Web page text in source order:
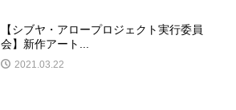
【シブヤ・アロープロジェクト実行委員
会】新作アート...
2021.03.22